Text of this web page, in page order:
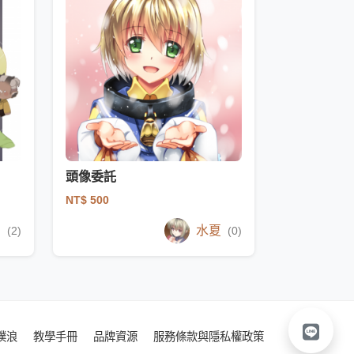
(2)
頭像委託
NT$ 500
水夏 (0)
浪 教學手冊 品牌資源 服務條款與隱私權政策